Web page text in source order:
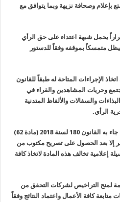
بإعلام وصحافة نزيهة وبما يتوافق مع
يحمل شبهة اعتداء على حق الرأي
متمسكاً بموقفه وفقاً للدستور
الإجراءات المتاحة له طبقاً للقانون
وحريات المشاهدين والقراء في
والسفالات والألفاظ المتدنية
الرأي.
يود المجلس أن يلفت النظر إلى ما جاء به القانون 180 لسنة 2018 (مادة 62)
إلا بعد الحصول على تصريح مكتوب من
تخالف هذه المادة لاتخاذ كافة
لمنح التراخيص لشركات التحقق من
متابعة كافة الأعمال واعتماد النتائج وفقاً